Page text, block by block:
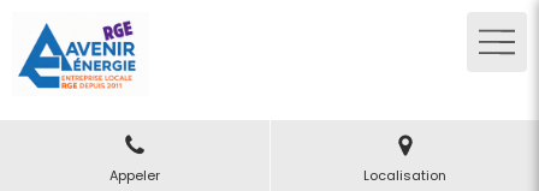
Appeler Localisation